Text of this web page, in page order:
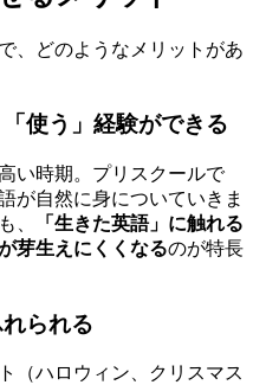
、どのようなメリットがあ
使う」経験ができる
い時期。プリスクールで
が自然に身についていきま
、
「生きた英語」に触れる
芽生えにくくなるのが特長
られる
（ハロウィン、クリスマス